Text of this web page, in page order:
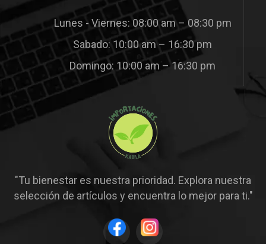
Lunes - Viernes: 08:00 am – 08:30 pm
Sabado: 10:00 am – 16:30 pm
Domingo: 10:00 am – 16:30 pm
"Tu bienestar es nuestra prioridad. Explora nuestra
selección de artículos y encuentra lo mejor para ti."